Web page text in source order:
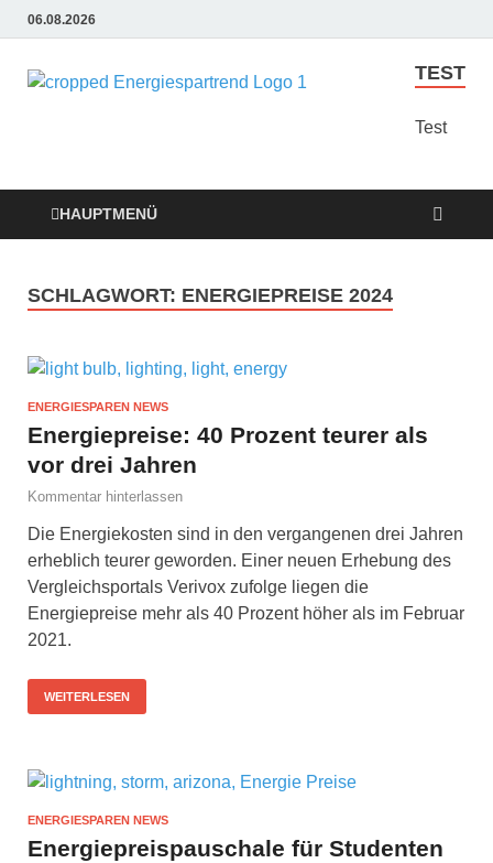
06.08.2026
Energie
Trend
Angebote sindt der
TEST
Test
HAUPTMENÜ
SCHLAGWORT: ENERGIEPREISE 2024
ENERGIESPAREN NEWS
Energiepreise: 40 Prozent teurer als
vor drei Jahren
Kommentar hinterlassen
Die Energiekosten sind in den vergangenen drei Jahren
erheblich teurer geworden. Einer neuen Erhebung des
Vergleichsportals Verivox zufolge liegen die
Energiepreise mehr als 40 Prozent höher als im Februar
2021.
WEITERLESEN
ENERGIESPAREN NEWS
Energiepreispauschale für Studenten